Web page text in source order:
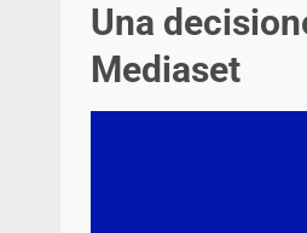
Una
Mediaset